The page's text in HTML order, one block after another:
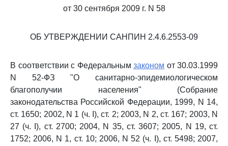
от 30 сентября 2009 г. N 58
ОБ УТВЕРЖДЕНИИ САНПИН 2.4.6.2553-09
В соответствии с Федеральным законом от 30.03.1999
N 52-ФЗ "О санитарно-эпидемиологическом
благополучии населения" (Собрание
законодательства Российской Федерации, 1999, N 14,
ст. 1650; 2002, N 1 (ч. I), ст. 2; 2003, N 2, ст. 167; 2003, N
27 (ч. I), ст. 2700; 2004, N 35, ст. 3607; 2005, N 19, ст.
1752; 2006, N 1, ст. 10; 2006, N 52 (ч. I), ст. 5498; 2007,